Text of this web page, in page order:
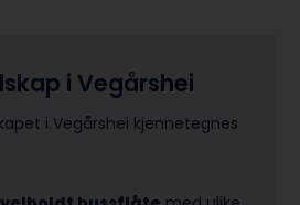
i Vegårshei
i Vegårshei kjennetegnes